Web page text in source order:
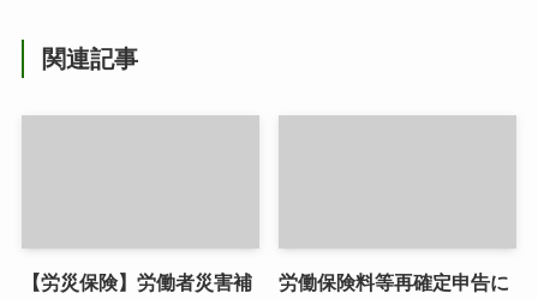
関連記事
【労災保険】労働者災害補
労働保険料等再確定申告に